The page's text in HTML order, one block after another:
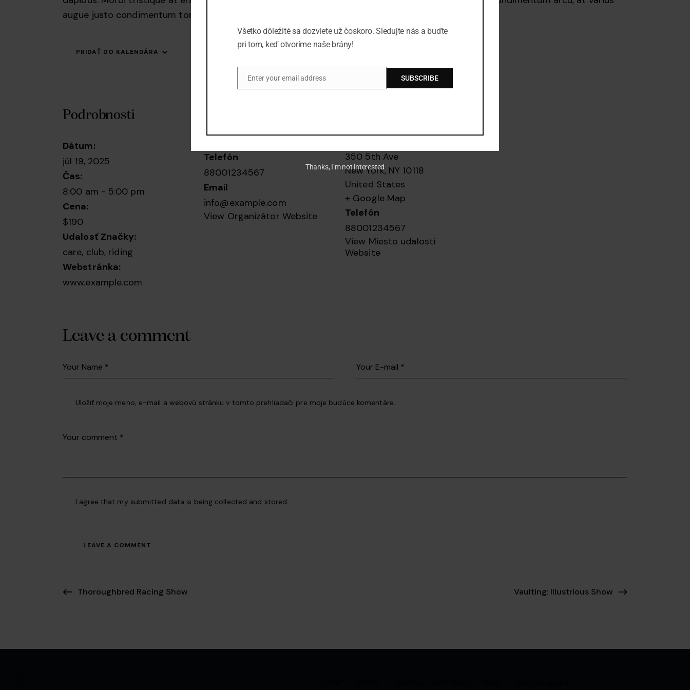
augue justo condimentum tortor.
PRIDAŤ DO KALENDÁRA
Podrobnosti
Dátum:
júl 19, 2025
Čas:
8:00 am - 5:00 pm
Cena:
$190
Udalosť Značky:
care, club, riding
Webstránka:
www.example.com
Telefón
88001234567
Email
info@example.com
View Organizátor Website
350 5th Ave
New York, NY 10118
United States
+ Google Map
Telefón
88001234567
View Miesto udalosti
Website
Leave a comment
Uložiť moje meno, e-mail a webovú stránku v tomto prehliadači pre moje budúce komentáre.
I agree that my submitted data is being collected and stored.
Thoroughbred Racing Show Vaulting: Illustrious Show
Všetko dôležité sa dozviete už čoskoro. Sledujte nás a buďte
pri tom, keď otvoríme naše brány!
Email
Enter your email address SUBSCRIBE
Thanks, I’m not interested